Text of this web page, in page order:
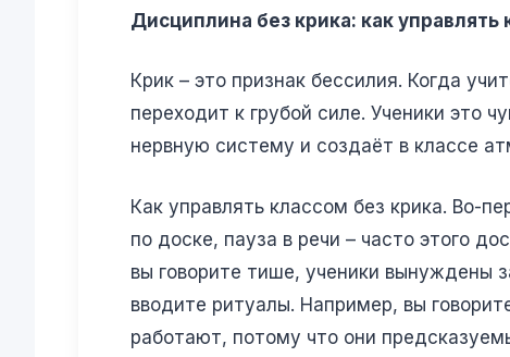
Дисциплина без крика: как управлять
Крик – это признак бессилия. Когда
переходит к грубой силе. Ученики это
нервную систему и создаёт в классе
Как управлять классом без крика. Во-
по доске, пауза в речи – часто этого
вы говорите тише, ученики вынуждены
вводите ритуалы. Например, вы
работают, потому что они